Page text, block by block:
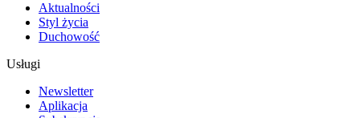
Aktualności
Styl życia
Duchowość
Usługi
Newsletter
Aplikacja